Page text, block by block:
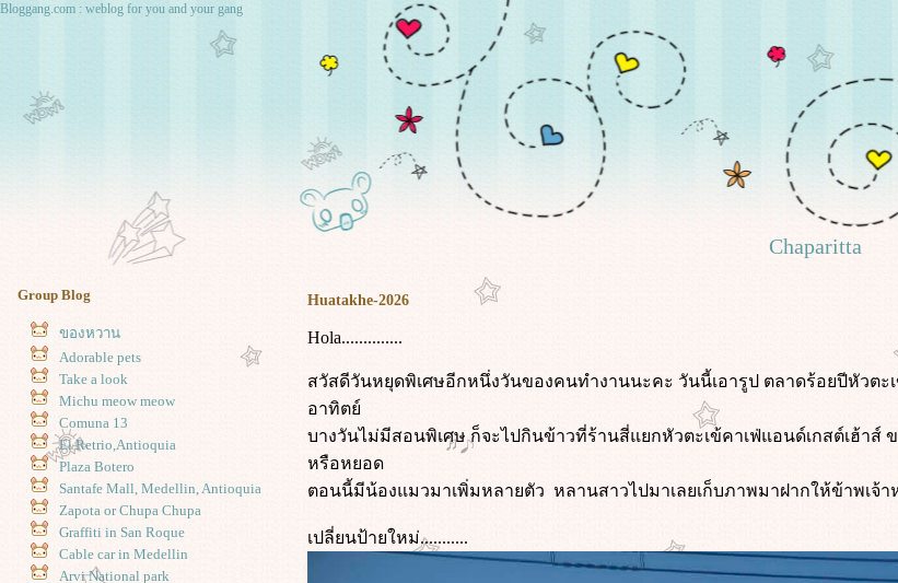
Bloggang.com : weblog for you and your gang
Chaparitta
Group Blog
ของหวาน
Adorable pets
Take a look
Michu meow meow
Comuna 13
El Retrio,Antioquia
Plaza Botero
Santafe Mall, Medellin, Antioquia
Zapota or Chupa Chupa
Graffiti in San Roque
Cable car in Medellin
Arvi National park
Huatakhe-2026
Hola..............
สวัสดีวันหยุดพิเศษอีกหนึ่งวันของคนทำงานนะคะ วันนี้เอารูป ตลาดร้อยปีหัวตะ
อาทิตย์
บางวันไม่มีสอนพิเศษ ก็จะไปกินข้าวที่ร้านสี่แยกหัวตะเข้คาเฟ่แอนด์เกสต์เฮ้าส์
หรือหยอด
ตอนนี้มีน้องแมวมาเพิ่มหลายตัว หลานสาวไปมาเลยเก็บภาพมาฝากให้ข้าพเ
เปลี่ยนป้ายใหม่...........